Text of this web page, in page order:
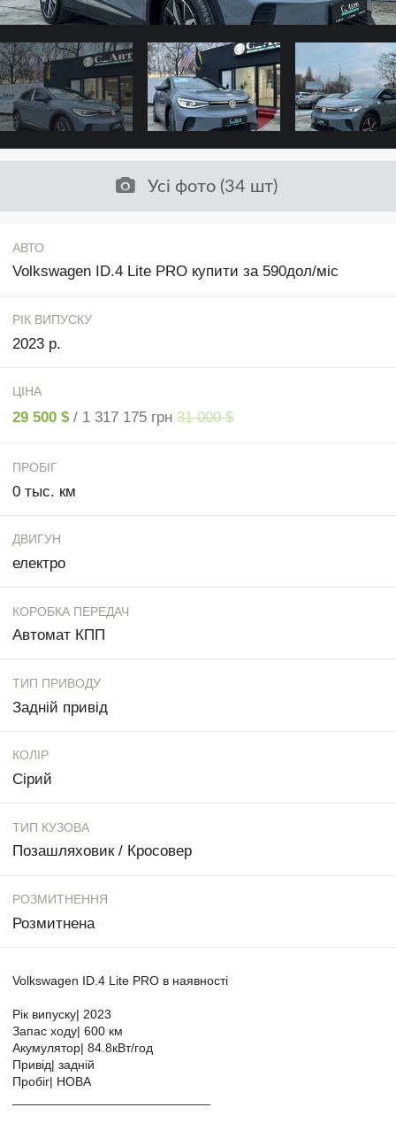
Усі фото (34 шт)
АВТО
Volkswagen ID.4 Lite PRO купити за 590дол/міс
РІК ВИПУСКУ
2023 р.
ЦІНА
29 500 $ / 1 317 175 грн 31 000 $
ПРОБІГ
0 тыс. км
ДВИГУН
електро
КОРОБКА ПЕРЕДАЧ
Автомат КПП
ТИП ПРИВОДУ
Задній привід
КОЛІР
Сірий
ТИП КУЗОВА
Позашляховик / Кросовер
РОЗМИТНЕННЯ
Розмитнена
Volkswagen ID.4 Lite PRO в наявності
Рік випуску| 2023
Запас ходу| 600 км
Акумулятор| 84.8кВт/год
Привід| задній
Пробіг| НОВА